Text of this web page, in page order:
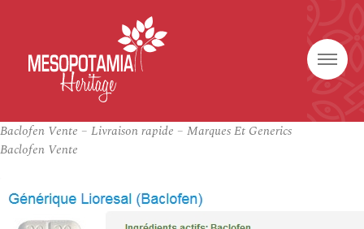
Baclofen Vente – Livraison rapide – Marques Et Generics
Baclofen Vente